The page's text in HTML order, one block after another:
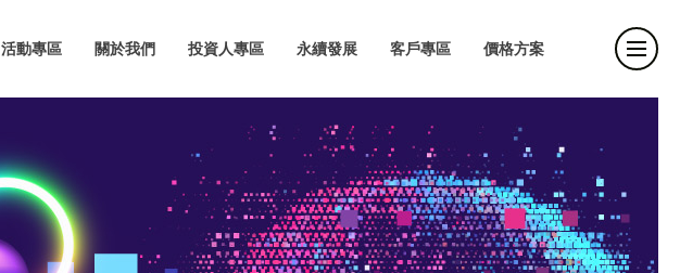
活動專區
活動專區
關於我們
關於我們
投資人專區
投資人專區
永續發展
永續發展
客戶專區
客戶專區
價格方案
價格方案